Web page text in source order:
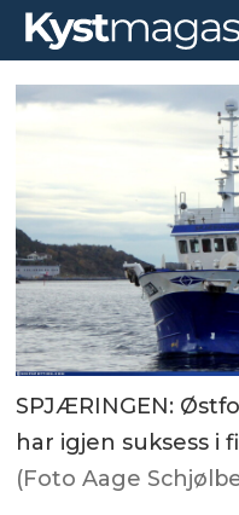
SPJÆRINGEN:
har igjen suksess i
(Foto Aage